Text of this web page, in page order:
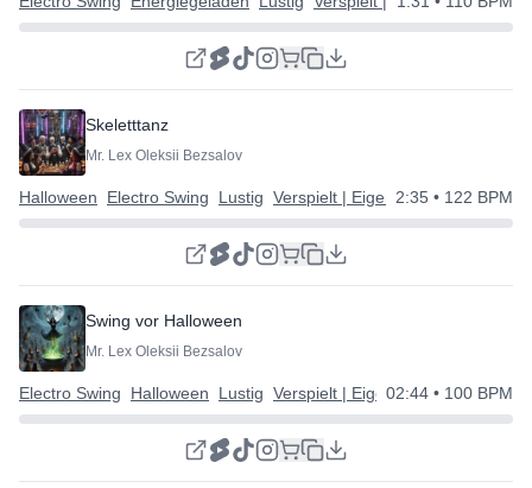
Skeletttanz
Mr. Lex Oleksii Bezsalov
Halloween Electro Swing Lustig Verspielt | Eigenartig | Glücklich
2:35 • 122 BPM
Swing vor Halloween
Mr. Lex Oleksii Bezsalov
Electro Swing Halloween Lustig Verspielt | Eigenartig | Glücklich
02:44 • 100 BPM